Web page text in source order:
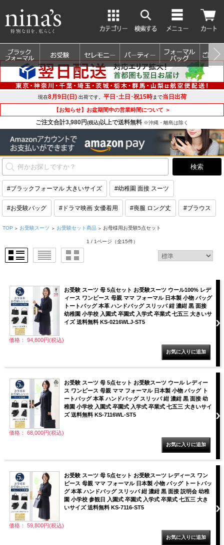
現在8月9日(日)出荷です。 平日･土日･祝15時まで当日出荷
【お知らせ】お盆期間中の営業時間について ＞
ご注文合計3,980円(税込)以上で送料無料 ※沖縄・離島は除く
#ブラックフォーマル 大きいサイズ #幼稚園 面接 スーツ
#お受験バッグ #ドラマ映画 女優着用 #喪服 ロング丈 #ブラウス
TOP > お受験スーツ > お受験セット商品 > お母様用お受験5点セット
1 / 1ページ （全15件）
お受験 スーツ 母 5点セット お受験スーツ ウール100% レデ
ィース ワンピース 母親 ママ フォーマル 日本製 小物 バッグ
トートバッグ 本革 ハンドバッグ スリッパ 紺 濃紺 黒 面接
幼稚園 小学校 入園式 卒園式 入学式 卒業式 七五三 大きいサ
イズ 送料無料 KS-0216WLJ-ST5
価格： 94,800円(税込)
お受験 スーツ 母 5点セット お受験スーツ ウール レディー
ス ワンピース 母親 ママ フォーマル 日本製 小物 バッグ ト
ートバッグ 本革 ハンドバッグ スリッパ 紺 濃紺 黒 面接 幼
稚園 小学校 入園式 卒園式 入学式 卒業式 七五三 大きいサイ
ズ 送料無料 KS-7116WL-ST5
価格： 68,000円(税込)
お受験 スーツ 母 5点セット お受験スーツ レディース ワン
ピース 母親 ママ フォーマル 日本製 小物 バッグ トートバッ
グ 本革 ハンドバッグ スリッパ 紺 濃紺 黒 面接 説明会 幼稚
園 小学校 参観日 入園式 卒園式 入学式 卒業式 七五三 大き
いサイズ 送料無料 KS-7116-ST5
価格： 59,800円(税込)